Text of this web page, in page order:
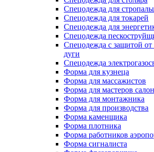
Спецодежда для
Спецодежда для токарей
Спецодежда для
Спецодежда
Спецодежда с защитой от
дуги
Спецодежда
Форма для кузнеца
Форма для массажистов
Форма для мастеров
Форма для монтажника
Форма для производства
Форма каменщика
Форма плотника
Форма работников
Форма сигналиста